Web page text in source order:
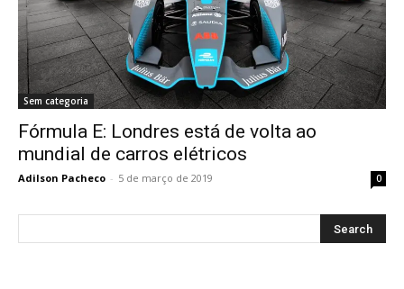
Sem categoria
Fórmula E: Londres está de volta ao
mundial de carros elétricos
Adilson Pacheco - 5 de março de 2019 0